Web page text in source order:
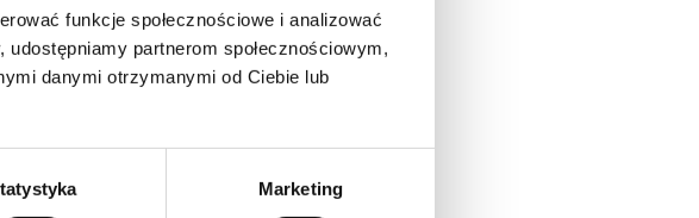
funkcje społecznościowe i analizować
partnerom społecznościowym,
danymi otrzymanymi od Ciebie lub
Marketing